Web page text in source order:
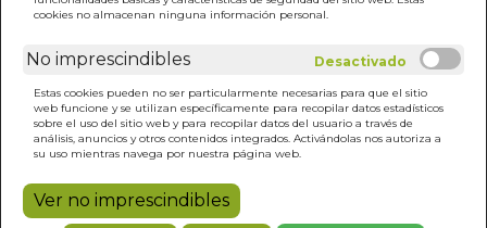
cookies no almacenan ninguna información personal.
No imprescindibles
Estas cookies pueden no ser particularmente necesarias para que el sitio
web funcione y se utilizan específicamente para recopilar datos estadísticos
sobre el uso del sitio web y para recopilar datos del usuario a través de
análisis, anuncios y otros contenidos integrados. Activándolas nos autoriza a
su uso mientras navega por nuestra página web.
Ver no imprescindibles